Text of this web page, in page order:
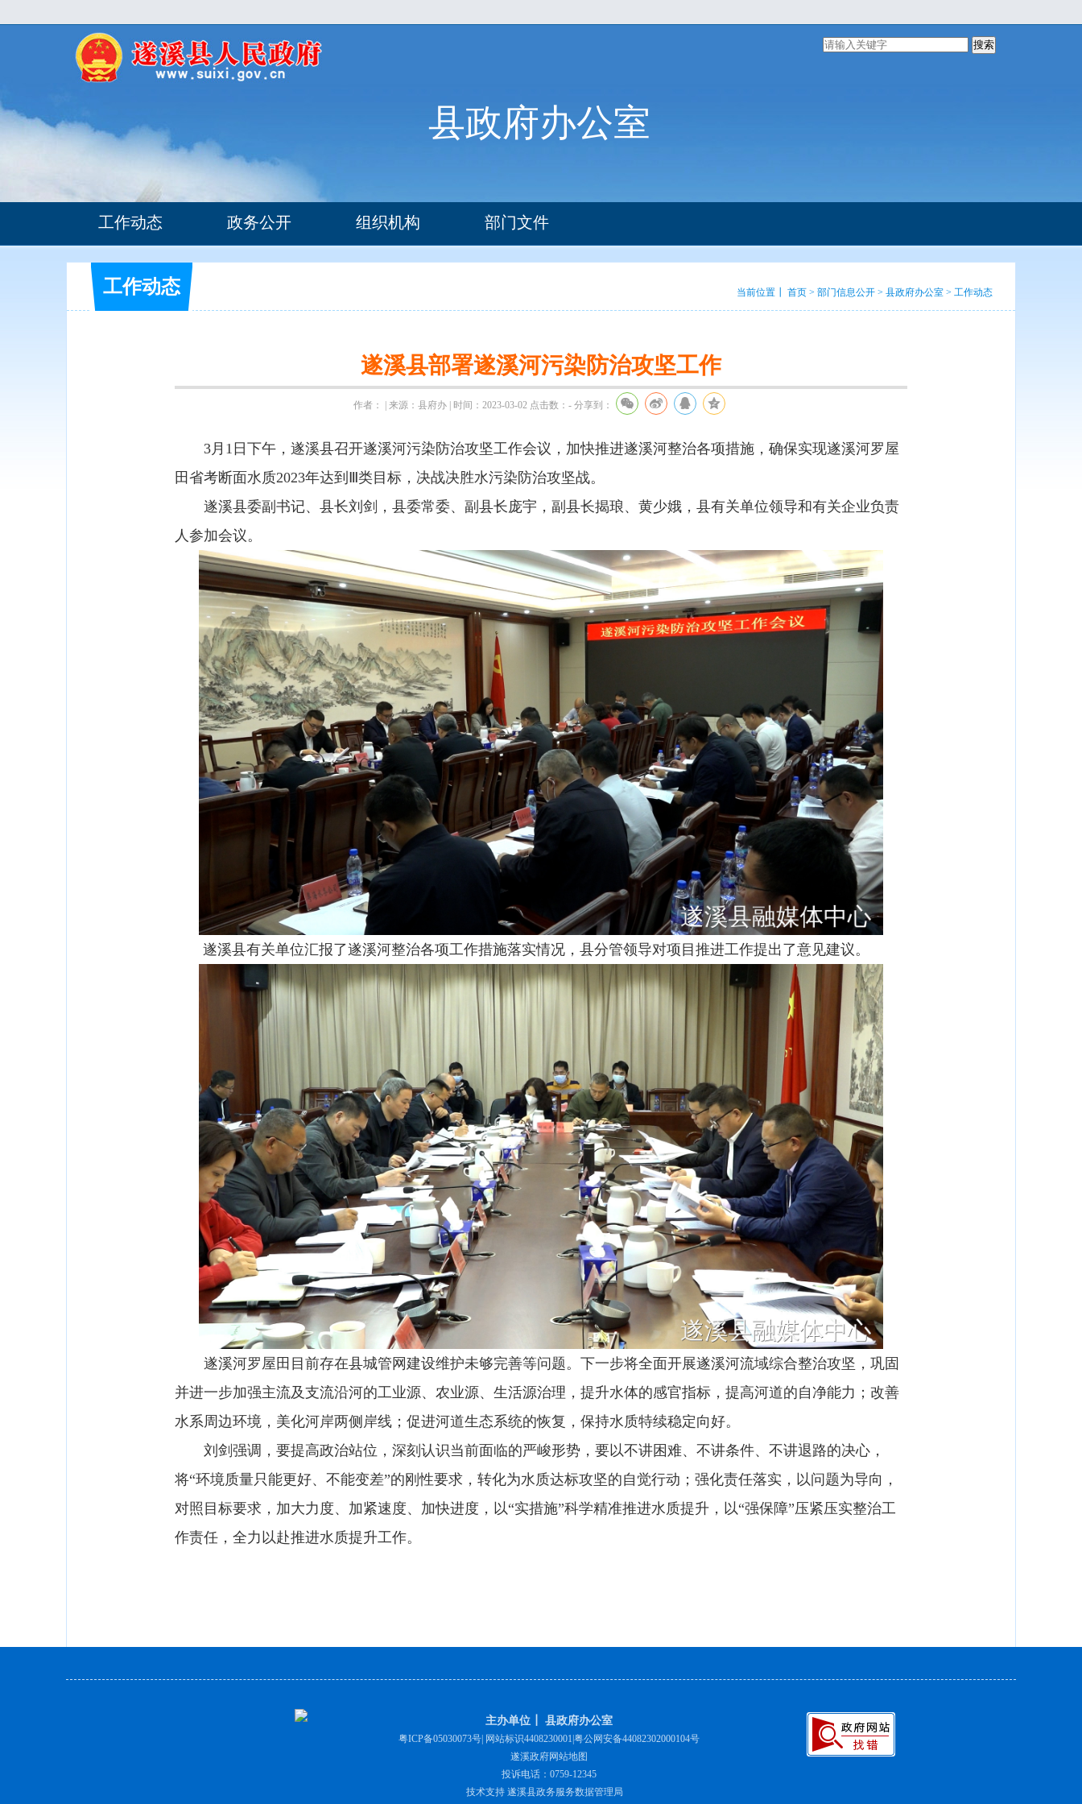
搜索
县政府办公室
工作动态 政务公开 组织机构 部门文件
工作动态 当前位置┃ 首页 > 部门信息公开 > 县政府办公室 > 工作动态
遂溪县部署遂溪河污染防治攻坚工作
作者： | 来源：县府办 | 时间：2023-03-02 点击数： - 分享到：
3月1日下午，遂溪县召开遂溪河污染防治攻坚工作会议，加快推进遂溪河整治各项措施，确保实现遂溪河罗屋
田省考断面水质2023年达到Ⅲ类目标，决战决胜水污染防治攻坚战。
遂溪县委副书记、县长刘剑，县委常委、副县长庞宇，副县长揭琅、黄少娥，县有关单位领导和有关企业负责
人参加会议。
遂溪县有关单位汇报了遂溪河整治各项工作措施落实情况，县分管领导对项目推进工作提出了意见建议。
遂溪河罗屋田目前存在县城管网建设维护未够完善等问题。下一步将全面开展遂溪河流域综合整治攻坚，巩固
并进一步加强主流及支流沿河的工业源、农业源、生活源治理，提升水体的感官指标，提高河道的自净能力；改善
水系周边环境，美化河岸两侧岸线；促进河道生态系统的恢复，保持水质特续稳定向好。
刘剑强调，要提高政治站位，深刻认识当前面临的严峻形势，要以不讲困难、不讲条件、不讲退路的决心，
将“环境质量只能更好、不能变差”的刚性要求，转化为水质达标攻坚的自觉行动；强化责任落实，以问题为导向，
对照目标要求，加大力度、加紧速度、加快进度，以“实措施”科学精准推进水质提升，以“强保障”压紧压实整治工
作责任，全力以赴推进水质提升工作。
主办单位┃ 县政府办公室
粤ICP备05030073号 | 网站标识4408230001| 粤公网安备44082302000104号
遂溪政府网站地图
投诉电话：0759-12345
技术支持 遂溪县政务服务数据管理局